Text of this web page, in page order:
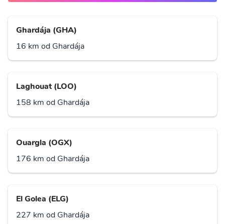
Ghardája (GHA)
16 km od Ghardája
Laghouat (LOO)
158 km od Ghardája
Ouargla (OGX)
176 km od Ghardája
El Golea (ELG)
227 km od Ghardája